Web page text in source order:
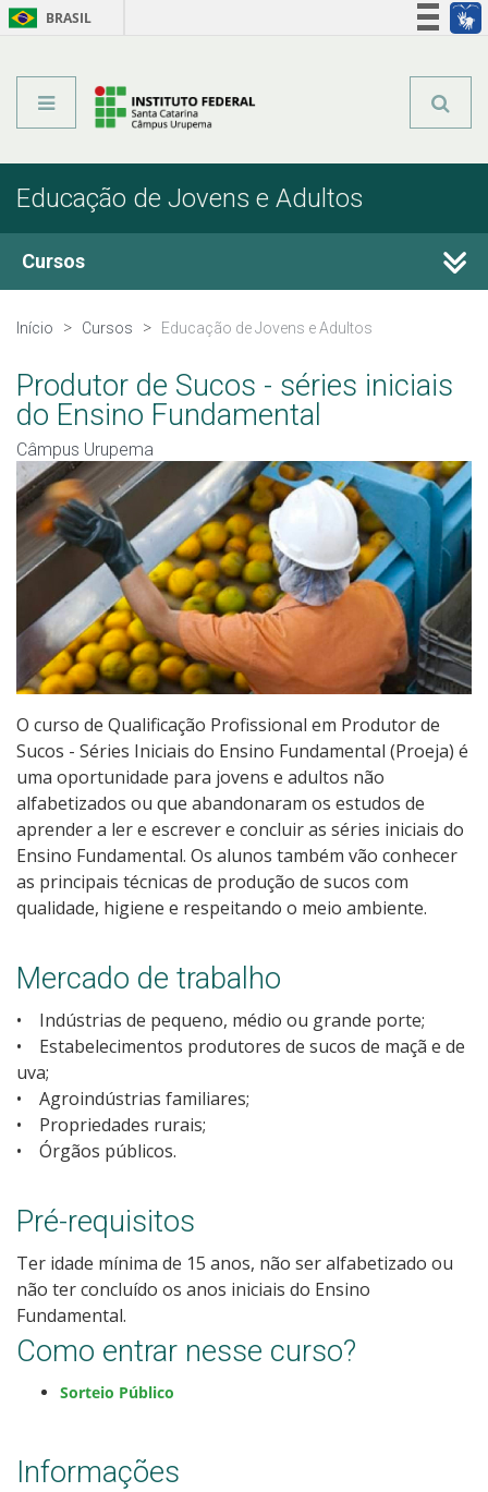
BRASIL
Educação de Jovens e Adultos
Cursos
Técnicos Concomitantes
Técnicos Subsequentes
Educação de Jovens e Adultos
Graduação
Especialização
Mestrado
Todos os cursos
Processo de Inscrição
Resultados
Calendário de inscrições
Processos Seletivos
Inscrições e acompanhamento
Orientações para Matrícula
Vagas Ociosas
Transferências e Retornos
Provas e Gabaritos
Início Cursos Educação de Jovens e Adultos
Produtor de Sucos - séries iniciais
do Ensino Fundamental
Câmpus Urupema
O curso de Qualificação Profissional em Produtor de
Sucos - Séries Iniciais do Ensino Fundamental (Proeja) é
uma oportunidade para jovens e adultos não
alfabetizados ou que abandonaram os estudos de
aprender a ler e escrever e concluir as séries iniciais do
Ensino Fundamental. Os alunos também vão conhecer
as principais técnicas de produção de sucos com
qualidade, higiene e respeitando o meio ambiente.
Mercado de trabalho
• Indústrias de pequeno, médio ou grande porte;
• Estabelecimentos produtores de sucos de maçã e de
uva;
• Agroindústrias familiares;
• Propriedades rurais;
• Órgãos públicos.
Pré-requisitos
Ter idade mínima de 15 anos, não ser alfabetizado ou
não ter concluído os anos iniciais do Ensino
Fundamental.
Como entrar nesse curso?
Sorteio Público
Informações